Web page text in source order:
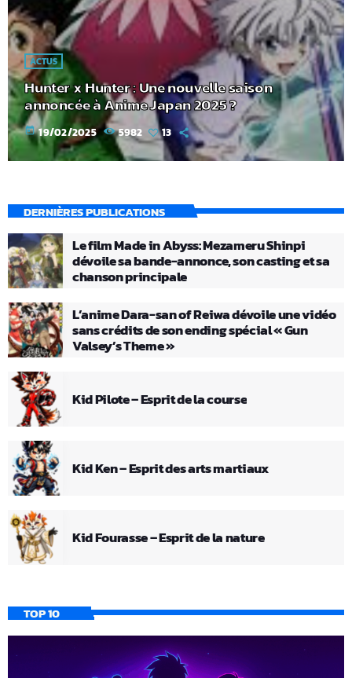
ACTUS
Hunter x Hunter : Une nouvelle saison
annoncée à Anime Japan 2025 ?
today 19/02/2025 5982 13
DERNIÈRES PUBLICATIONS
Le film Made in Abyss: Mezameru Shinpi
dévoile sa bande-annonce, son casting et sa
chanson principale
L’anime Dara-san of Reiwa dévoile une vidéo
sans crédits de son ending spécial « Gun
Valsey’s Theme »
Kid Pilote – Esprit de la course
Kid Ken – Esprit des arts martiaux
Kid Fourasse – Esprit de la nature
TOP 10